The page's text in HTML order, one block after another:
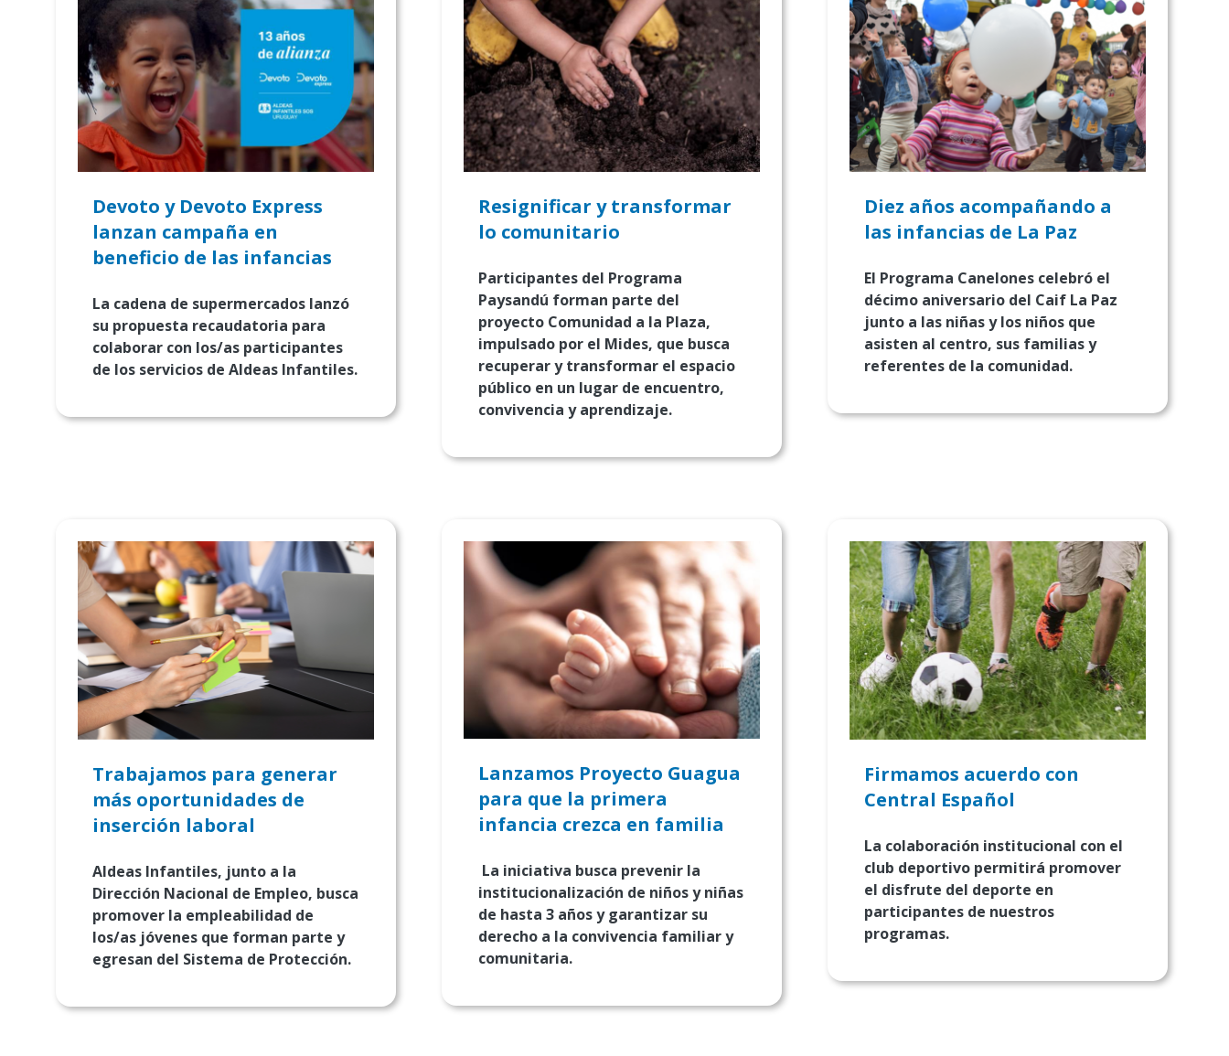
Devoto y Devoto Express
lanzan campaña en
beneficio de las infancias
La cadena de supermercados lanzó
su propuesta recaudatoria para
colaborar con los/as participantes
de los servicios de Aldeas Infantiles.
Resignificar y transformar
lo comunitario
Participantes del Programa
Paysandú forman parte del
proyecto Comunidad a la Plaza,
impulsado por el Mides, que busca
recuperar y transformar el espacio
público en un lugar de encuentro,
convivencia y aprendizaje.
Diez años acompañando a
las infancias de La Paz
El Programa Canelones celebró el
décimo aniversario del Caif La Paz
junto a las niñas y los niños que
asisten al centro, sus familias y
referentes de la comunidad.
Trabajamos para generar
más oportunidades de
inserción laboral
Aldeas Infantiles, junto a la
Dirección Nacional de Empleo, busca
promover la empleabilidad de
los/as jóvenes que forman parte y
egresan del Sistema de Protección.
Lanzamos Proyecto Guagua
para que la primera
infancia crezca en familia
La iniciativa busca prevenir la
institucionalización de niños y niñas
de hasta 3 años y garantizar su
derecho a la convivencia familiar y
comunitaria.
Firmamos acuerdo con
Central Español
La colaboración institucional con el
club deportivo permitirá promover
el disfrute del deporte en
participantes de nuestros
programas.